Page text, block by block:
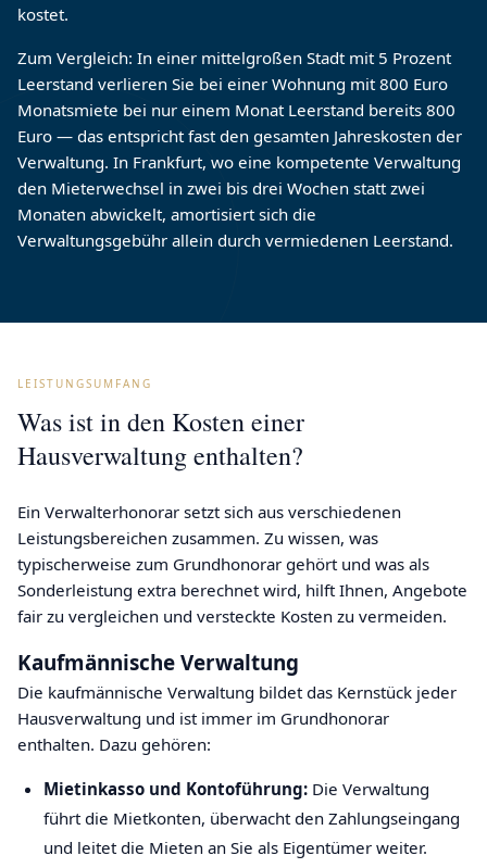
kostet.
Zum Vergleich: In einer mittelgroßen Stadt mit 5 Prozent
Leerstand verlieren Sie bei einer Wohnung mit 800 Euro
Monatsmiete bei nur einem Monat Leerstand bereits 800
Euro — das entspricht fast den gesamten Jahreskosten der
Verwaltung. In Frankfurt, wo eine kompetente Verwaltung
den Mieterwechsel in zwei bis drei Wochen statt zwei
Monaten abwickelt, amortisiert sich die
Verwaltungsgebühr allein durch vermiedenen Leerstand.
LEISTUNGSUMFANG
Was ist in den Kosten einer
Hausverwaltung enthalten?
Ein Verwalterhonorar setzt sich aus verschiedenen
Leistungsbereichen zusammen. Zu wissen, was
typischerweise zum Grundhonorar gehört und was als
Sonderleistung extra berechnet wird, hilft Ihnen, Angebote
fair zu vergleichen und versteckte Kosten zu vermeiden.
Kaufmännische Verwaltung
Die kaufmännische Verwaltung bildet das Kernstück jeder
Hausverwaltung und ist immer im Grundhonorar
enthalten. Dazu gehören:
Mietinkasso und Kontoführung: Die Verwaltung
führt die Mietkonten, überwacht den Zahlungseingang
und leitet die Mieten an Sie als Eigentümer weiter.